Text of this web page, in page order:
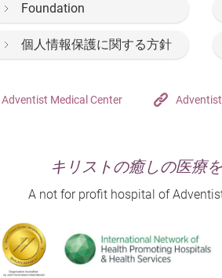
Foundation
個人情報保護に関する方針
Adventist Medical Center
キリストの癒しの医療
A not for profit hospital of